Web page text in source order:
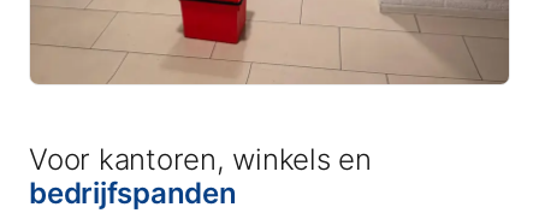
Voor kantoren, winkels en
bedrijfspanden